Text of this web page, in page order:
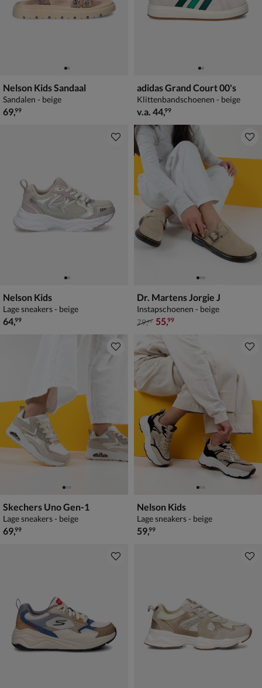
Nelson Kids Sandaal
Sandalen - beige
€ 69,99
69,99
adidas Grand Court 00's
Klittenbandschoenen - beige
vanaf € 44,99
v.a. 44,99
Nelson Kids
Lage sneakers - beige
€ 64,99
64,99
Dr. Martens Jorgie J
Instapschoenen - beige
van € 79,99 voor € 55,99
79,99 55,99
Skechers Uno Gen-1
Lage sneakers - beige
€ 69,99
69,99
Nelson Kids
Lage sneakers - beige
€ 59,99
59,99